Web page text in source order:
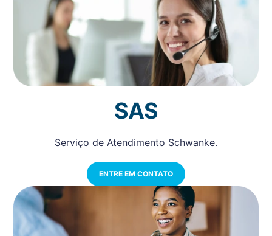
SAS
Serviço de Atendimento Schwanke.
ENTRE EM CONTATO